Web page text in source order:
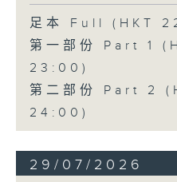
足本 Full (HKT
第一部份 Part 1
23:00)
第二部份 Part 2
24:00)
29/07/2026